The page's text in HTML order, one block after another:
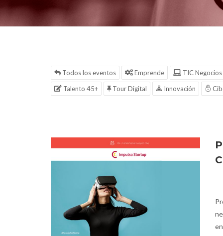
Todos los eventos Emprende
TIC Negocios
Talento 45+
Tour Digital Innovación